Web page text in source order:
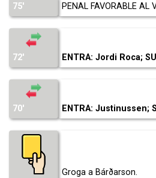
75′ PENAL FAVORABLE AL
72′ ENTRA: Jordi Roca;
70′ ENTRA: Justinussen;
Groga a Bárðarson.